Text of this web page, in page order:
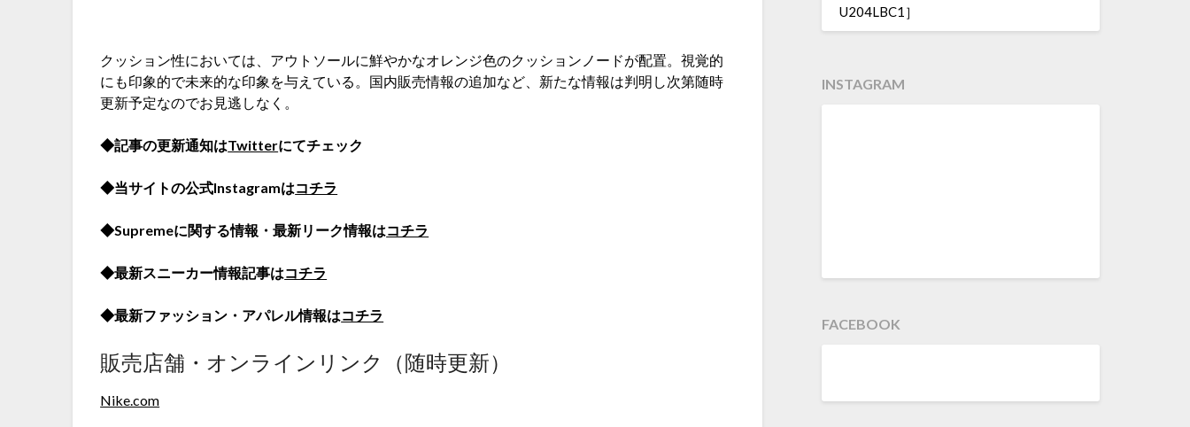
クッション性においては、アウトソールに鮮やかなオレンジ色のクッションノードが配置。視覚的
にも印象的で未来的な印象を与えている。国内販売情報の追加など、新たな情報は判明し次第随時
更新予定なのでお見逃しなく。
◆記事の更新通知はTwitterにてチェック
◆当サイトの公式Instagramはコチラ
◆Supremeに関する情報・最新リーク情報はコチラ
◆最新スニーカー情報記事はコチラ
◆最新ファッション・アパレル情報はコチラ
販売店舗・オンラインリンク（随時更新）
Nike.com
U204LBC1］
INSTAGRAM
FACEBOOK